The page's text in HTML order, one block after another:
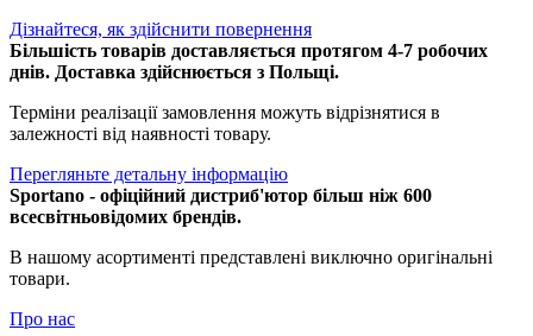
Дізнайтеся, як здійснити повернення
Більшість товарів доставляється протягом 4-7 робочих
днів. Доставка здійснюється з Польщі.
Терміни реалізації замовлення можуть відрізнятися в
залежності від наявності товару.
Перегляньте детальну інформацію
Sportano - офіційний дистриб'ютор більш ніж 600
всесвітньовідомих брендів.
В нашому асортименті представлені виключно оригінальні
товари.
Про нас